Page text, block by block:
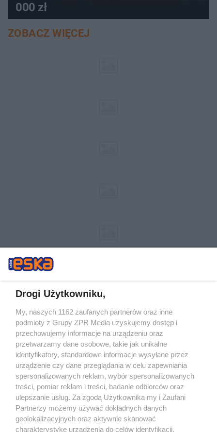
000 zł
ZOBACZ WIĘCEJ
Żaden utwór zamieszczony w serwisie nie może być powielany i
rozpowszechniany lub dalej rozpowszechniany w jakikolwiek sposób (w
tym także elektroniczny lub mechaniczny) na jakimkolwiek polu
eksploatacji w jakiejkolwiek formie, włącznie z umieszczaniem w Internecie
bez pisemnej zgody właściciela praw. Jakiekolwiek użycie lub
wykorzystanie utworów w całości lub w części z naruszeniem prawa, tzn.
bez właściwej zgody, jest zabronione pod groźbą kary i może być ścigane
prawnie.
Drogi Użytkowniku,
My, naszych 1162 zaufanych partnerów oraz inne
podmioty z Grupy ZPR Media uzyskujemy dostęp i
przechowujemy informacje na urządzeniu oraz
przetwarzamy dane osobowe, takie jak unikalne
identyfikatory, standardowe informacje wysyłane przez
urządzenie czy dane przeglądania w celu zapewniania
spersonalizowanych reklam, wybór spersonalizowanych
treści, pomiar reklam i treści, badanie odbiorców oraz
ulepszanie usług. Za zgodą Użytkownika my i Zaufani
Partnerzy możemy używać dokładnych danych
geolokalizacyjnych oraz aktywnie skanować
charakterystykę urządzenia do celów identyfikacji.